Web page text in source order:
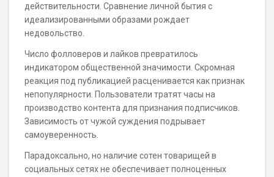
действительности. Сравнение личной бытия с
идеализированными образами рождает
недовольство.
Число фолловеров и лайков превратилось
индикатором общественной значимости. Скромная
реакция под публикацией расценивается как признак
непопулярности. Пользователи тратят часы на
производство контента для признания подписчиков.
Зависимость от чужой суждения подрывает
самоуверенность.
Парадоксально, но наличие сотен товарищей в
социальных сетях не обеспечивает полноценных